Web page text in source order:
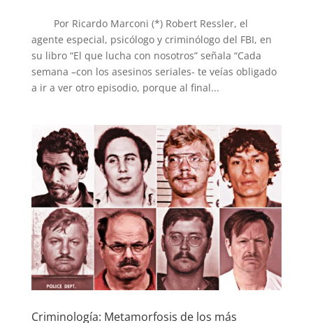
Por Ricardo Marconi (*) Robert Ressler, el
agente especial, psicólogo y criminólogo del FBI, en
su libro “El que lucha con nosotros” señala “Cada
semana –con los asesinos seriales- te veías obligado
a ir a ver otro episodio, porque al final...
Criminología: Metamorfosis de los más